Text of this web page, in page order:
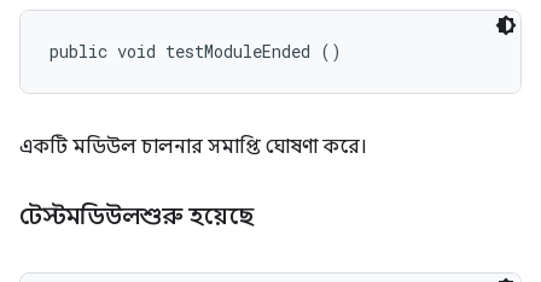
public void testModuleEnded ()
একটি মডিউল চালনার সমাপ্তি ঘোষণা করে।
টেস্টমডিউলশুরু হয়েছে